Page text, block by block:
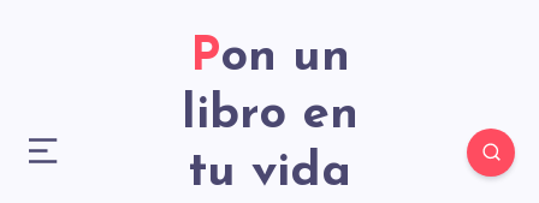
Pon un
libro en
tu vida